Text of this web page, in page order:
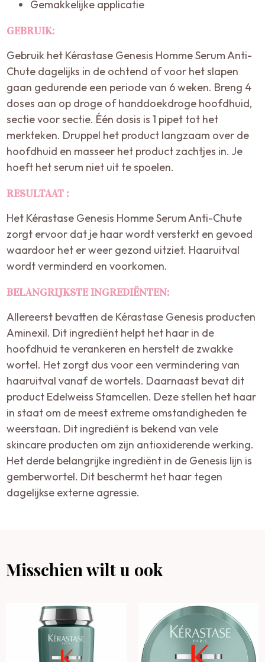
Gemakkelijke applicatie
GEBRUIK:
Gebruik het Kérastase Genesis Homme Serum Anti-
Chute dagelijks in de ochtend of voor het slapen
gaan gedurende een periode van 6 weken. Breng 4
doses aan op droge of handdoekdroge hoofdhuid,
sectie voor sectie. Één dosis is 1 pipet tot het
merkteken. Druppel het product langzaam over de
hoofdhuid en masseer het product zachtjes in. Je
hoeft het serum niet uit te spoelen.
RESULTAAT :
Het Kérastase Genesis Homme Serum Anti-Chute
zorgt ervoor dat je haar wordt versterkt en gevoed
waardoor het er weer gezond uitziet. Haaruitval
wordt verminderd en voorkomen.
BELANGRIJKSTE INGREDIËNTEN:
Allereerst bevatten de Kérastase Genesis producten
Aminexil. Dit ingrediënt helpt het haar in de
hoofdhuid te verankeren en herstelt de zwakke
wortel. Het zorgt dus voor een vermindering van
haaruitval vanaf de wortels. Daarnaast bevat dit
product Edelweiss Stamcellen. Deze stellen het haar
in staat om de meest extreme omstandigheden te
weerstaan. Dit ingrediënt is bekend van vele
skincare producten om zijn antioxiderende werking.
Het derde belangrijke ingrediënt in de Genesis lijn is
gemberwortel. Dit beschermt het haar tegen
dagelijkse externe agressie.
Misschien wilt u ook